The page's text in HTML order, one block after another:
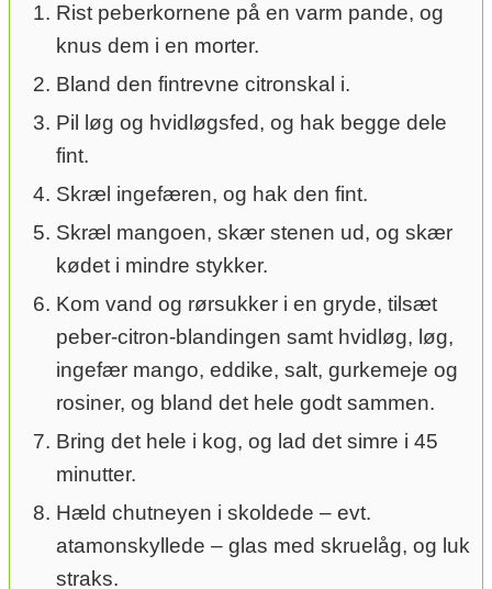
Rist peberkornene på en varm pande, og
knus dem i en morter.
Bland den fintrevne citronskal i.
Pil løg og hvidløgsfed, og hak begge dele
fint.
Skræl ingefæren, og hak den fint.
Skræl mangoen, skær stenen ud, og skær
kødet i mindre stykker.
Kom vand og rørsukker i en gryde, tilsæt
peber-citron-blandingen samt hvidløg, løg,
ingefær mango, eddike, salt, gurkemeje og
rosiner, og bland det hele godt sammen.
Bring det hele i kog, og lad det simre i 45
minutter.
Hæld chutneyen i skoldede – evt.
atamonskyllede – glas med skruelåg, og luk
straks.